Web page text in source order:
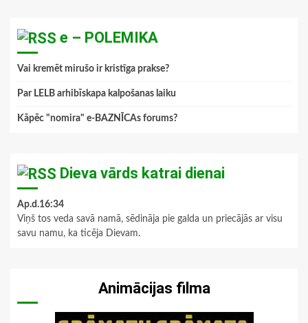
e – POLEMIKA
Vai kremēt mirušo ir kristīga prakse?
Par LELB arhibīskapa kalpošanas laiku
Kāpēc "nomira" e-BAZNĪCAs forums?
Dieva vārds katrai dienai
Ap.d.16:34
Viņš tos veda savā namā, sēdināja pie galda un priecājās ar visu
savu namu, ka ticēja Dievam.
Animācijas filma